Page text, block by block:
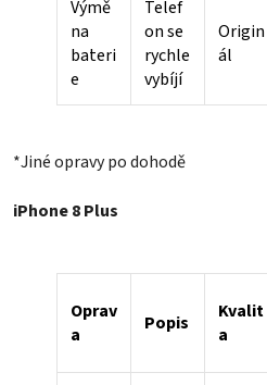
Výmě
na
bateri
e
Telef
on se
rychle
vybíjí
Origin
ál
*Jiné opravy po dohodě
iPhone 8 Plus
Oprav
a
Popis
Kvalit
a